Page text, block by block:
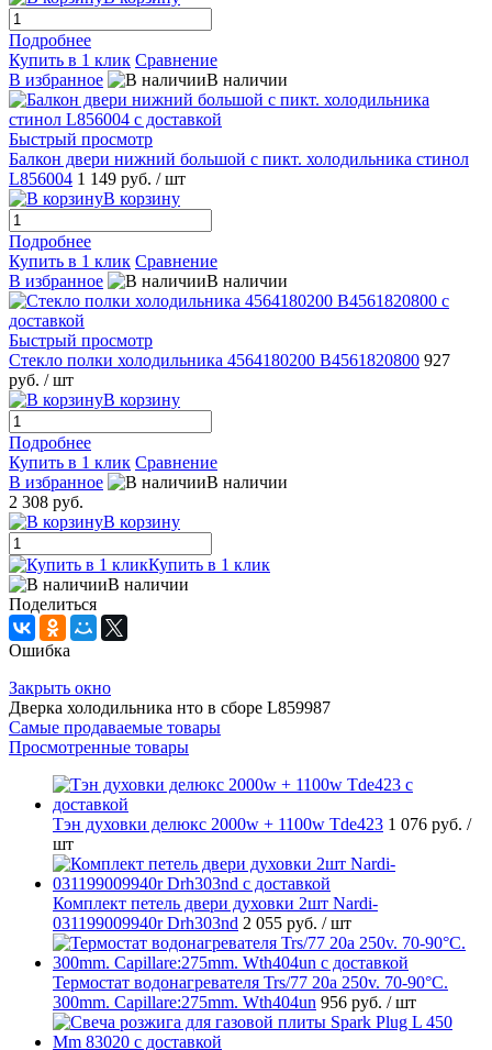
Подробнее
Купить в 1 клик Сравнение
В избранное
В наличии
Быстрый просмотр
Балкон двери нижний большой с пикт. холодильника стинол
L856004 1 149 руб. / шт
В корзину
Подробнее
Купить в 1 клик Сравнение
В избранное
В наличии
Быстрый просмотр
Стекло полки холодильника 4564180200 B4561820800 927
руб. / шт
В корзину
Подробнее
Купить в 1 клик Сравнение
В избранное
В наличии
2 308 руб.
В корзину
Купить в 1 клик
В наличии
Поделиться
Ошибка
Закрыть окно
Дверка холодильника нто в сборе L859987
Самые продаваемые товары
Просмотренные товары
Тэн духовки делюкс 2000w + 1100w Tde423 1 076 руб. /
шт
Комплект петель двери духовки 2шт Nardi-
031199009940r Drh303nd 2 055 руб. / шт
Термостат водонагревателя Trs/77 20a 250v. 70-90°C.
300mm. Capillare:275mm. Wth404un 956 руб. / шт